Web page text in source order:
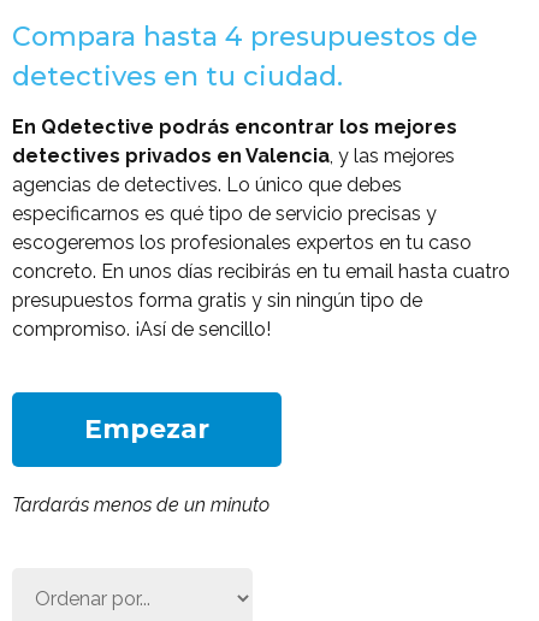
Compara hasta 4 presupuestos de
detectives en tu ciudad.
En Qdetective podrás encontrar los mejores
detectives privados en Valencia, y las mejores
agencias de detectives. Lo único que debes
especificarnos es qué tipo de servicio precisas y
escogeremos los profesionales expertos en tu caso
concreto. En unos días recibirás en tu email hasta cuatro
presupuestos forma gratis y sin ningún tipo de
compromiso. ¡Así de sencillo!
Empezar
Tardarás menos de un minuto